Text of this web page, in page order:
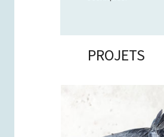
PROJETS